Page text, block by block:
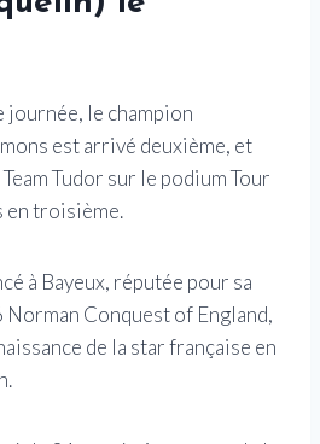
le champion
est arrivé deuxième, et
Tudor sur le podium Tour
en troisième.
à Bayeux, réputée pour sa
Conquest of England,
de la star française en